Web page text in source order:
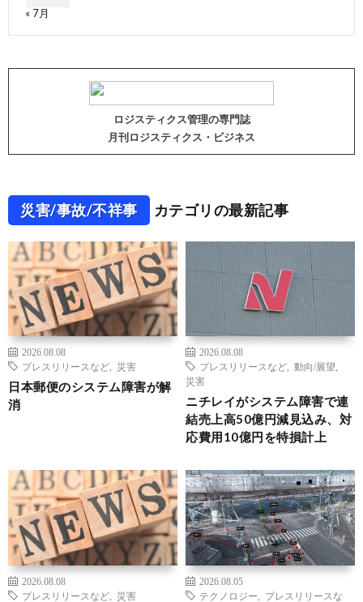
« 7月
ロジスティクス管理の専門誌
月刊ロジスティクス・ビジネス
災害/事故/不祥事 カテゴリの最新記事
2026.08.08
プレスリリースなど
災害
日本郵便のシステム障害が解
消
2026.08.08
プレスリリースなど
動向/展望
災害
ニチレイがシステム障害で連
結売上高50億円減見込み、対
応費用10億円を特損計上
2026.08.08
プレスリリースなど
災害
2026.08.05
テクノロジー
プレスリリースな